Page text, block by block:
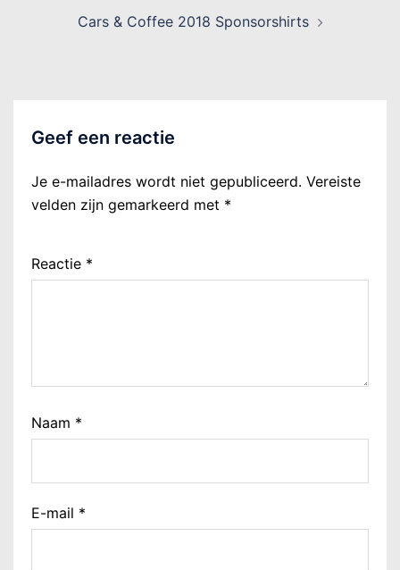
Cars & Coffee 2018 Sponsorshirts
Geef een reactie
Je e-mailadres wordt niet gepubliceerd. Vereiste
velden zijn gemarkeerd met *
Reactie *
Naam *
E-mail *